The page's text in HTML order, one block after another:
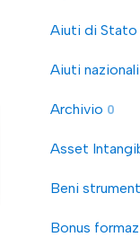
Aiuti di Stato
Aiuti
Archivio 0
Asset
Beni
Bonus